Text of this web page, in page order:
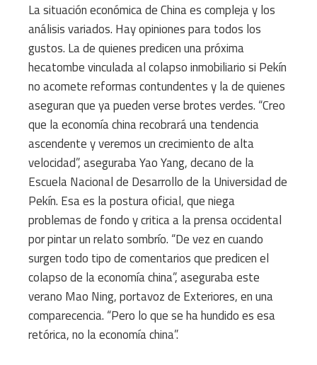
La situación económica de China es compleja y los
análisis variados. Hay opiniones para todos los
gustos. La de quienes predicen una próxima
hecatombe vinculada al colapso inmobiliario si Pekín
no acomete reformas contundentes y la de quienes
aseguran que ya pueden verse brotes verdes. “Creo
que la economía china recobrará una tendencia
ascendente y veremos un crecimiento de alta
velocidad”, aseguraba Yao Yang, decano de la
Escuela Nacional de Desarrollo de la Universidad de
Pekín. Esa es la postura oficial, que niega
problemas de fondo y critica a la prensa occidental
por pintar un relato sombrío. “De vez en cuando
surgen todo tipo de comentarios que predicen el
colapso de la economía china”, aseguraba este
verano Mao Ning, portavoz de Exteriores, en una
comparecencia. “Pero lo que se ha hundido es esa
retórica, no la economía china”.